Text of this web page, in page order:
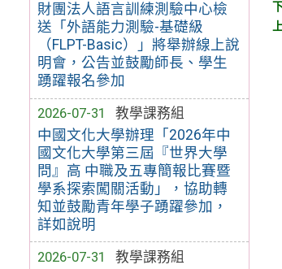
財團法人語言訓練測驗中心檢
送「外語能力測驗-基礎級
（FLPT-Basic）」將舉辦線上說
明會，公告並鼓勵師長、學生
踴躍報名參加
2026-07-31
教學課務組
中國文化大學辦理「2026年中
國文化大學第三屆『世界大學
問』高 中職及五專簡報比賽暨
學系探索闖關活動」，協助轉
知並鼓勵青年學子踴躍參加，
詳如說明
2026-07-31
教學課務組